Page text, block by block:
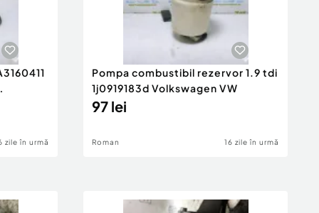
zile în urmă
Pompa combustibil rezervor 1.9 tdi
1j0919183d Volkswagen VW
97 lei
Roman 16 zile în urmă